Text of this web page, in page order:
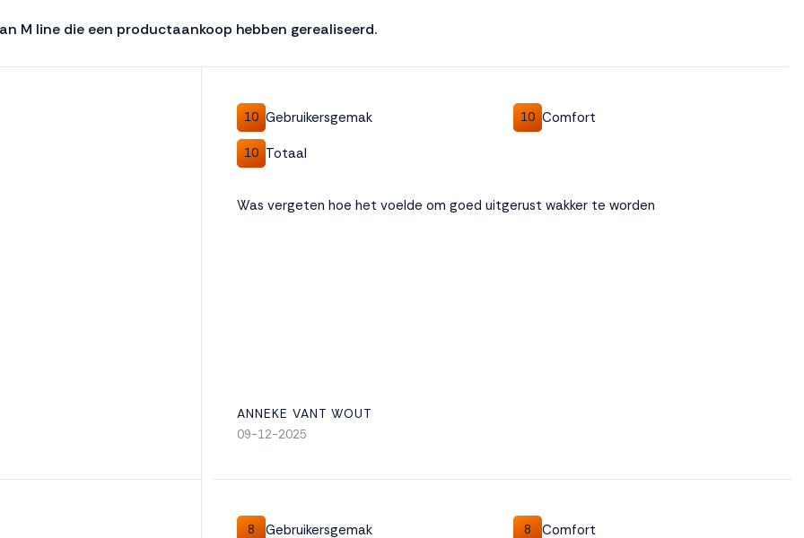
M line die een productaankoop hebben gerealiseerd.
10 Gebruikersgemak 10 Comfort
10 Totaal
Was vergeten hoe het voelde om goed uitgerust wakker te worden
ANNEKE VANT WOUT
09-12-2025
8 Gebruikersgemak 8 Comfort